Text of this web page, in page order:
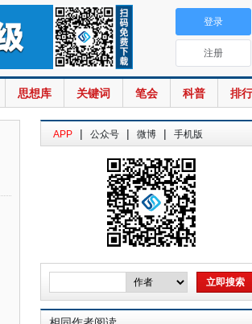
思想库 关键词 笔会 科普 排行
登录
注册
APP | 公众号 | 微博 | 手机版